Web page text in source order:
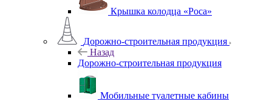
Крышка колодца «Роса»
Дорожно-строительная продукция
Назад
Дорожно-строительная продукция
Мобильные туалетные кабины